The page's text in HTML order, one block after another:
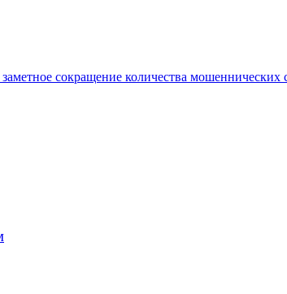
сокращение количества мошеннических